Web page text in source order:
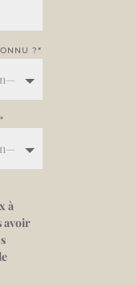
?*
à
avoir